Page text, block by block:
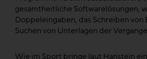
gesamtheitliche Softwarelösungen,
Doppeleingaben, das Schreiben von
Suchen von Unterlagen der
Wie im Sport bringe laut Hanstein